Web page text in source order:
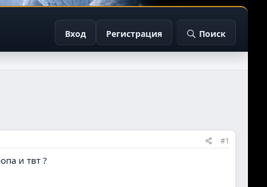
Вход Регистрация Поиск
#1
и твт ?